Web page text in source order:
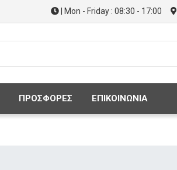
| Mon - Friday : 08:30 - 17:00
ΠΡΟΣΦΟΡΕΣ ΕΠΙΚΟΙΝΩΝΙΑ